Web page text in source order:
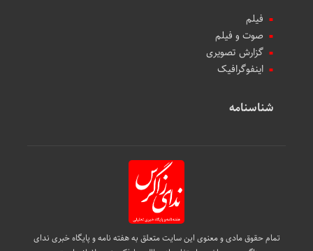
فیلم
صوت و فیلم
گزارش تصویری
اینفوگرافیک
شناسنامه
تمام حقوق مادی و معنوی این سایت متعلق به هفته نامه و پایگاه خبری ندای